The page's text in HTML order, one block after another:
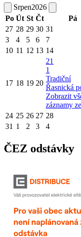
Srpen2026
Po Út St Čt Pá
27 28 29 30 31
3
4 5 6 7
10 11 12 13 14
17 18 19 20
21
1
Tradiční
Řasnická
Zobrazit
záznamy
24 25 26 27 28
31 1 2 3 4
ČEZ odstávky